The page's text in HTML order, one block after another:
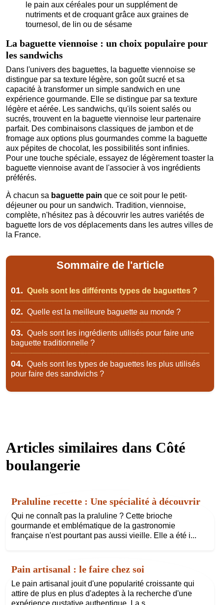
le pain aux céréales pour un supplément de
nutriments et de croquant grâce aux graines de
tournesol, de lin ou de sésame
La baguette viennoise : un choix populaire pour
les sandwichs
Dans l'univers des baguettes, la baguette viennoise se
distingue par sa texture légère, son goût sucré et sa
capacité à transformer un simple sandwich en une
expérience gourmande. Elle se distingue par sa texture
légère et aérée. Les sandwichs, qu'ils soient salés ou
sucrés, trouvent en la baguette viennoise leur partenaire
parfait. Des combinaisons classiques de jambon et de
fromage aux options plus gourmandes comme la baguette
aux pépites de chocolat, les possibilités sont infinies.
Pour une touche spéciale, essayez de légèrement toaster la
baguette viennoise avant de l'associer à vos ingrédients
préférés.
À chacun sa baguette pain que ce soit pour le petit-
déjeuner ou pour un sandwich. Tradition, viennoise,
complète, n'hésitez pas à découvrir les autres variétés de
baguette lors de vos déplacements dans les autres villes de
la France.
Sommaire de l'article
01. Quels sont les différents types de baguettes ?
02. Quelle est la meilleure baguette au monde ?
03. Quels sont les ingrédients utilisés pour faire une
baguette traditionnelle ?
04. Quels sont les types de baguettes les plus utilisés
pour faire des sandwichs ?
Articles similaires dans Côté
boulangerie
Praluline recette : Une spécialité à découvrir
Qui ne connaît pas la praluline ? Cette brioche
gourmande et emblématique de la gastronomie
française n'est pourtant pas aussi vieille. Elle a été i...
Pain artisanal : le faire chez soi
Le pain artisanal jouit d'une popularité croissante qui
attire de plus en plus d'adeptes à la recherche d'une
expérience gustative authentique. La s...